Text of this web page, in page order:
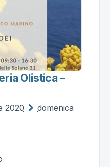
Olistica –
2020
domenica